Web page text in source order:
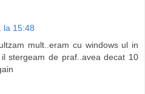
la 15:48
mult..eram cu windows ul in
stergeam de praf..avea decat 10